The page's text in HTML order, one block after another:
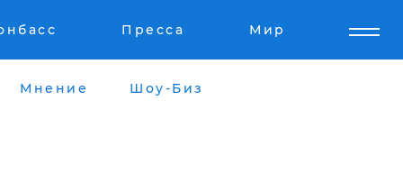
Пресса Мир
Мнение Шоу-Биз